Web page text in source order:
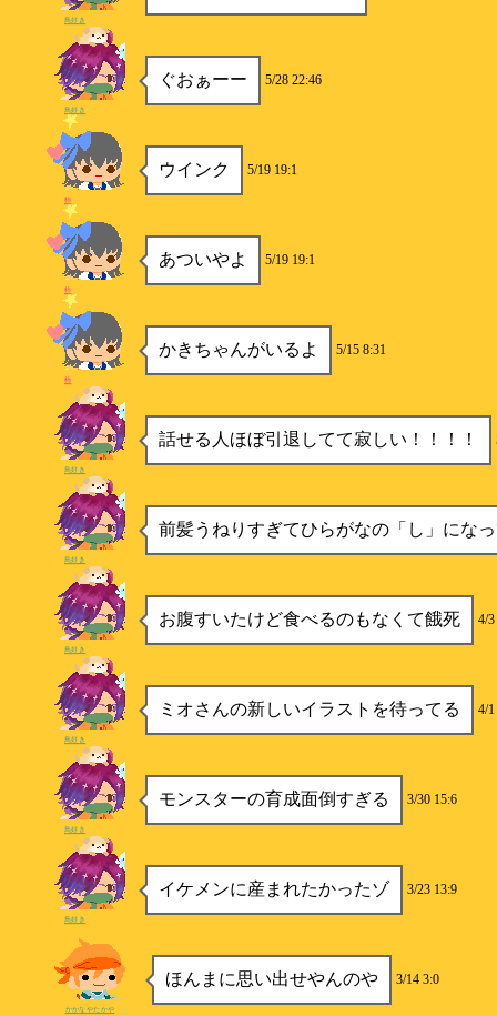
鳥好き
ぐおぁーー 5/28 22:46
鳥好き
ウインク 5/19 19:1
柿
あついやよ 5/19 19:1
柿
かきちゃんがいるよ 5/15 8:31
柿
話せる人ほぼ引退してて寂しい！！！！
鳥好き
前髪うねりすぎてひらがなの「し」にな
鳥好き
お腹すいたけど食べるのもなくて餓死 4/
鳥好き
ミオさんの新しいイラストを待ってる 4/
鳥好き
モンスターの育成面倒すぎる 3/30 15:6
鳥好き
イケメンに産まれたかったゾ 3/23 13:9
鳥好き
ほんまに思い出せやんのや 3/14 3:0
かかなやたかや